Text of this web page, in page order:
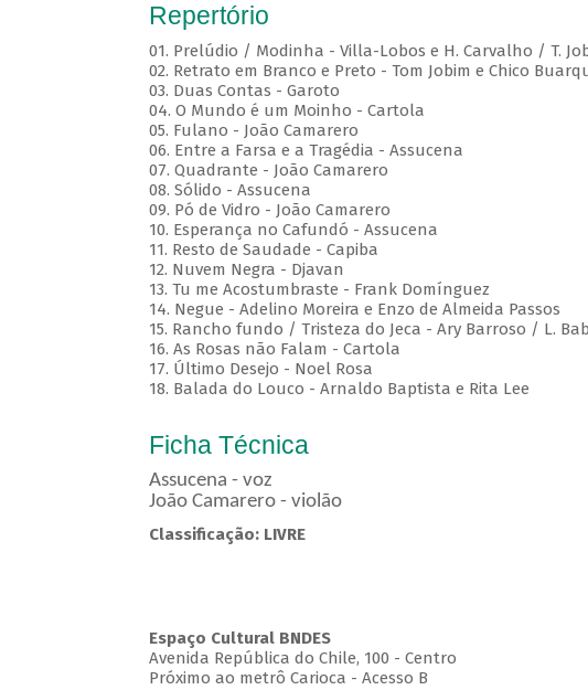
Repertório
01. Prelúdio / Modinha - Villa-Lobos e H. Carvalho / T.
02. Retrato em Branco e Preto - Tom Jobim e Chico
03. Duas Contas - Garoto
04. O Mundo é um Moinho - Cartola
05. Fulano - João Camarero
06. Entre a Farsa e a Tragédia - Assucena
07. Quadrante - João Camarero
08. Sólido - Assucena
09. Pó de Vidro - João Camarero
10. Esperança no Cafundó - Assucena
11. Resto de Saudade - Capiba
12. Nuvem Negra - Djavan
13. Tu me Acostumbraste - Frank Domínguez
14. Negue - Adelino Moreira e Enzo de Almeida Passos
15. Rancho fundo / Tristeza do Jeca - Ary Barroso / L.
16. As Rosas não Falam - Cartola
17. Último Desejo - Noel Rosa
18. Balada do Louco - Arnaldo Baptista e Rita Lee
Ficha Técnica
Assucena - voz
João Camarero - violão
Classificação: LIVRE
Espaço Cultural BNDES
Avenida República do Chile, 100 - Centro
Próximo ao metrô Carioca - Acesso B